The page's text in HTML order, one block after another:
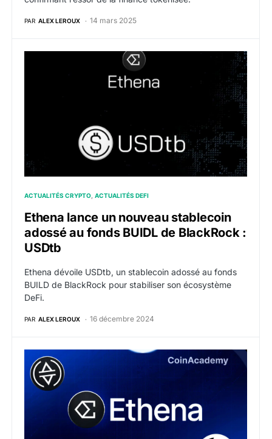
PAR ALEX LEROUX 14 mars 2025
Ethena lance un nouveau stablecoin adossé au
ACTUALITÉS CRYPTO ACTUALITÉS DEFI
Ethena lance un nouveau stablecoin
adossé au fonds BUIDL de BlackRock :
USDtb
Ethena dévoile USDtb, un stablecoin adossé au fonds
BUILD de BlackRock pour stabiliser son écosystème
DeFi.
PAR ALEX LEROUX 16 décembre 2024
ENA : Le comité de risque valide le partage des